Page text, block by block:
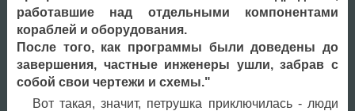
работавшие над отдельными компонентами
кораблей и оборудования.
После того, как программы были доведены до
завершения, частные инженеры ушли, забрав с
собой свои чертежи и схемы."
Вот такая, значит, петрушка приключилась - люди